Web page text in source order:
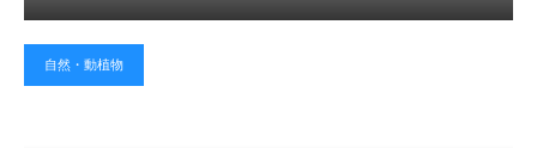
自然・動植物